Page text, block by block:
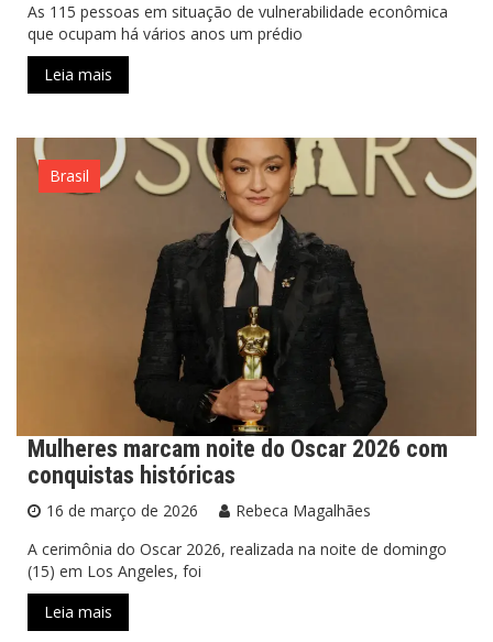
As 115 pessoas em situação de vulnerabilidade econômica
que ocupam há vários anos um prédio
Leia mais
Brasil
Mulheres marcam noite do Oscar 2026 com
conquistas históricas
16 de março de 2026
Rebeca Magalhães
A cerimônia do Oscar 2026, realizada na noite de domingo
(15) em Los Angeles, foi
Leia mais